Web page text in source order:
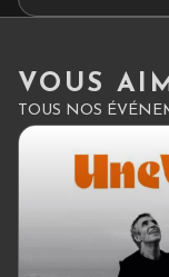
VOUS
TOUS NOS